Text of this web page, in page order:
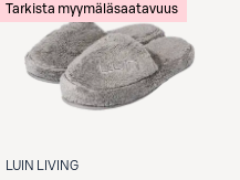
Tarkista myymäläsaatavuus
LUIN LIVING